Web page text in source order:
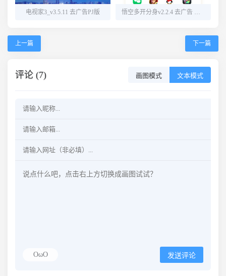
电视家3_v3.5.11 去广告PJ版 悟空多开分身v2.2.4 去广告 解锁会员
上一篇 下一篇
评论 (7) 画图模式 文本模式
OωO 发送评论